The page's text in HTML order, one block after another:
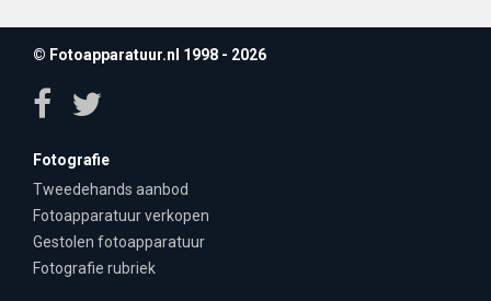
© Fotoapparatuur.nl 1998 - 2026
Fotografie
Tweedehands aanbod
Fotoapparatuur verkopen
Gestolen fotoapparatuur
Fotografie rubriek